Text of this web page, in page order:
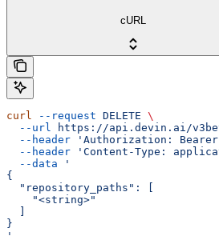
cURL
curl --request DELETE \
  --url
https://api.devin.ai/
  --header
'Authorization: Bearer
  --header
'Content-Type:
  --data
'
{
  "repository_paths": [
    "<string>"
}
'